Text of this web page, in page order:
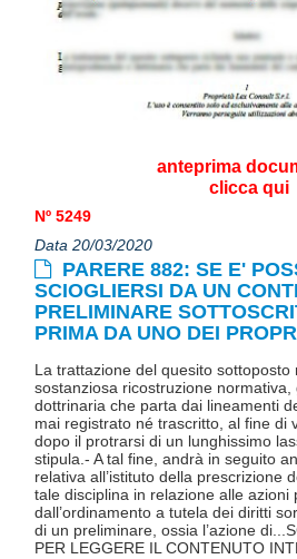
anteprima
clicca qui
Nº 5249
Data 20/03/2020
PARERE 882: SE E'
SCIOGLIERSI DA UN
PRELIMINARE
PRIMA DA UNO DEI
La trattazione del quesito
sostanziosa ricostruzione
dottrinaria che parta dai lineamenti
mai registrato né trascritto, al fine di
dopo il protrarsi di un lunghissimo
stipula.- A tal fine, andrà in seguito
relativa all’istituto della prescrizione
tale disciplina in relazione alle azioni
dall’ordinamento a tutela dei diritti
di un preliminare, ossia l’azione
PER LEGGERE IL CONTENUTO